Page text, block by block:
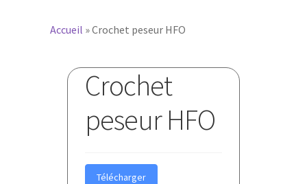
Accueil »Crochet peseur HFO
Crochet
peseur HFO
Télécharger